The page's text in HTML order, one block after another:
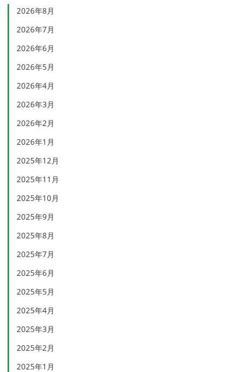
2026年8月
2026年7月
2026年6月
2026年5月
2026年4月
2026年3月
2026年2月
2026年1月
2025年12月
2025年11月
2025年10月
2025年9月
2025年8月
2025年7月
2025年6月
2025年5月
2025年4月
2025年3月
2025年2月
2025年1月